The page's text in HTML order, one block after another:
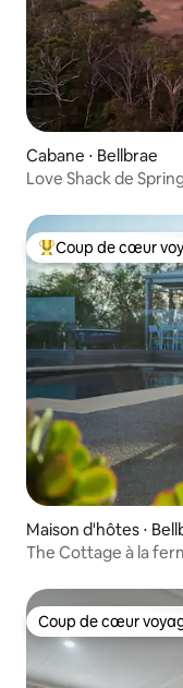
Cabane ⋅ Bellbrae
Love Shack de
Coups de cœur
Coup de cœur
Maison d'hôtes ⋅
The Cottage
Coup de cœur
Coup de cœur